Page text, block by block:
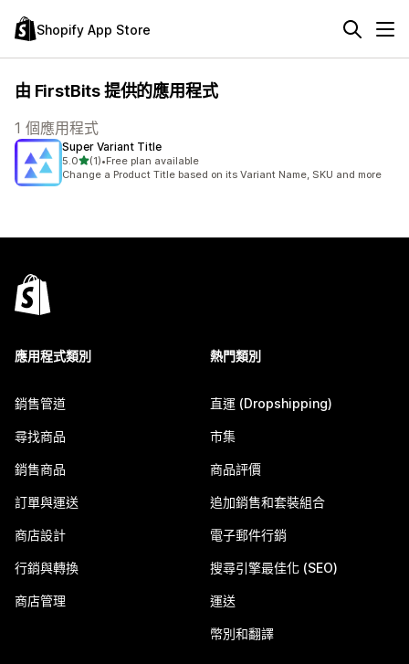
Shopify App Store
由 FirstBits 提供的應用程式
1 個應用程式
Super Variant Title
5.0滿分 5 顆星
(1)
共有 1 則評價
•Free plan available
Change a Product Title based on its Variant Name, SKU and more
應用程式類別
銷售管道
尋找商品
銷售商品
訂單與運送
商店設計
行銷與轉換
商店管理
熱門類別
直運 (Dropshipping)
市集
商品評價
追加銷售和套裝組合
電子郵件行銷
搜尋引擎最佳化 (SEO)
運送
幣別和翻譯